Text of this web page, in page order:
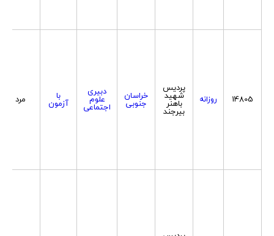
14805 روزانه
پردیس
شهید
باهنر
بیرجند
خراسان
جنوبی
دبیری
علوم
اجتماعی
با
آزمون مرد